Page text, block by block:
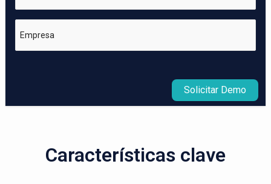
Empresa
Solicitar Demo
Características clave